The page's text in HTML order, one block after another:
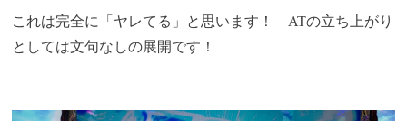
これは完全に「ヤレてる」と思います！ ATの立ち上がり
としては文句なしの展開です！